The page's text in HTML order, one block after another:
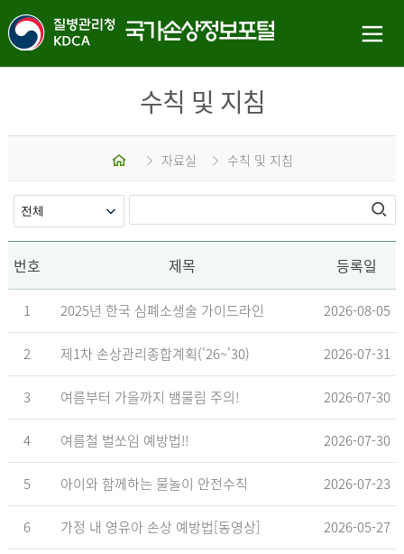
수칙 및 지침
자료실 수칙 및 지침
번호 제목 등록일
1 2025년 한국 심폐소생술 가이드라인 2026-08-05
2 제1차 손상관리종합계획('26~'30) 2026-07-31
3 여름부터 가을까지 뱀물림 주의! 2026-07-30
4 여름철 벌쏘임 예방법!! 2026-07-30
5 아이와 함께하는 물놀이 안전수칙 2026-07-23
6 가정 내 영유아 손상 예방법[동영상] 2026-05-27